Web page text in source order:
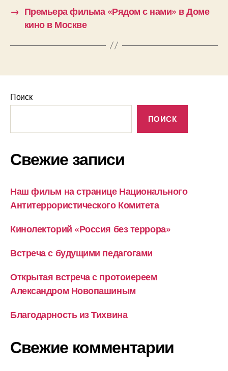
→ Премьера фильма «Рядом с нами» в Доме
кино в Москве
Поиск
ПОИСК
Свежие записи
Наш фильм на странице Национального
Антитеррористического Комитета
Кинолекторий «Россия без террора»
Встреча с будущими педагогами
Открытая встреча с протоиереем
Александром Новопашиным
Благодарность из Тихвина
Свежие комментарии